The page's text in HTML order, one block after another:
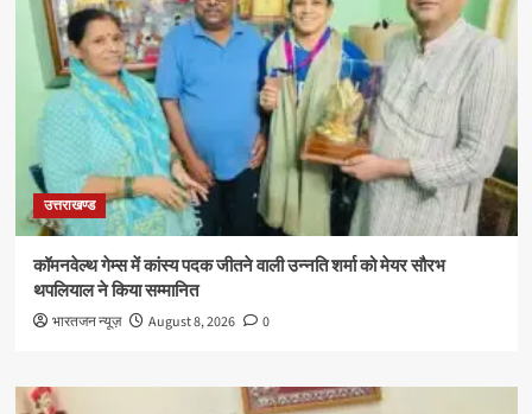
उत्तराखण्ड
कॉमनवेल्थ गेम्स में कांस्य पदक जीतने वाली उन्नति शर्मा को मेयर सौरभ
थपलियाल ने किया सम्मानित
भारतजन न्यूज़ August 8, 2026 0